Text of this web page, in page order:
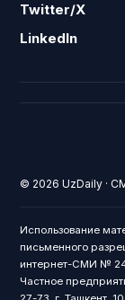
Twitter/X
LinkedIn
© 2026 UzDaily ·
Использование
письменного
интернет-СМИ №
Частное